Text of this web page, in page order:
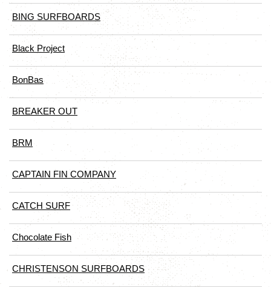
BING SURFBOARDS
Black Project
BonBas
BREAKER OUT
BRM
CAPTAIN FIN COMPANY
CATCH SURF
Chocolate Fish
CHRISTENSON SURFBOARDS